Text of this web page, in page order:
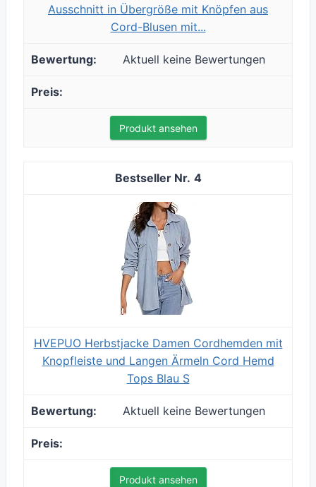
Ausschnitt in Übergröße mit Knöpfen aus
Cord-Blusen mit...
Aktuell keine Bewertungen
Produkt ansehen
4
HVEPUO Herbstjacke Damen Cordhemden mit
Knopfleiste und Langen Ärmeln Cord Hemd
Tops Blau S
Aktuell keine Bewertungen
Produkt ansehen